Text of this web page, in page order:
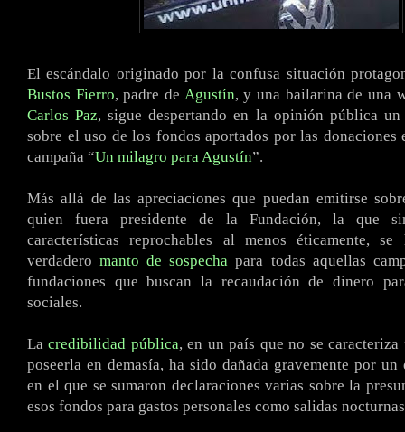
El escándalo originado por la confusa situación
Bustos Fierro, padre de Agustín, y una bailarina de una
Carlos Paz, sigue despertando en la opinión pública un
sobre el uso de los fondos aportados por las donaciones
campaña “Un milagro para Agustín”.
Más allá de las apreciaciones que puedan emitirse
quien fuera presidente de la Fundación, la que
características reprochables al menos éticamente,
verdaderomanto de sospecha para todas aquellas
fundaciones que buscan la recaudación de dinero
sociales.
Lacredibilidad pública, en un país que no se caracteriza
poseerla en demasía, ha sido dañada gravemente por
en el que se sumaron declaraciones varias sobre la
esos fondos para gastos personales como salidas